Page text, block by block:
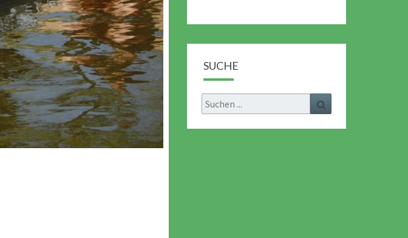
SUCHE
Search
for: